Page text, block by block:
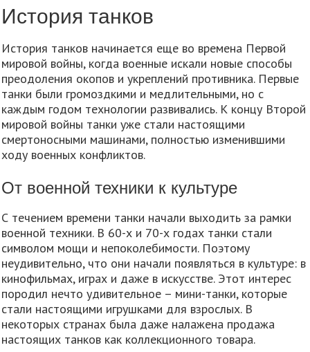
История танков
История танков начинается еще во времена Первой
мировой войны, когда военные искали новые способы
преодоления окопов и укреплений противника. Первые
танки были громоздкими и медлительными, но с
каждым годом технологии развивались. К концу Второй
мировой войны танки уже стали настоящими
смертоносными машинами, полностью изменившими
ходу военных конфликтов.
От военной техники к культуре
С течением времени танки начали выходить за рамки
военной техники. В 60-х и 70-х годах танки стали
символом мощи и непоколебимости. Поэтому
неудивительно, что они начали появляться в культуре: в
кинофильмах, играх и даже в искусстве. Этот интерес
породил нечто удивительное – мини-танки, которые
стали настоящими игрушками для взрослых. В
некоторых странах была даже налажена продажа
настоящих танков как коллекционного товара.